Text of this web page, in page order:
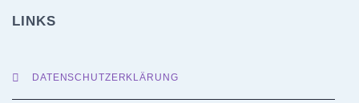
LINKS
DATENSCHUTZERKLÄRUNG